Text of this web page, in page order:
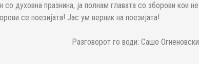
со духовна празнина, ја полнам главата со зборови кои не
се поезијата! Јас ум верник на поезијата!
Разговорот го води: Сашо Огненовски